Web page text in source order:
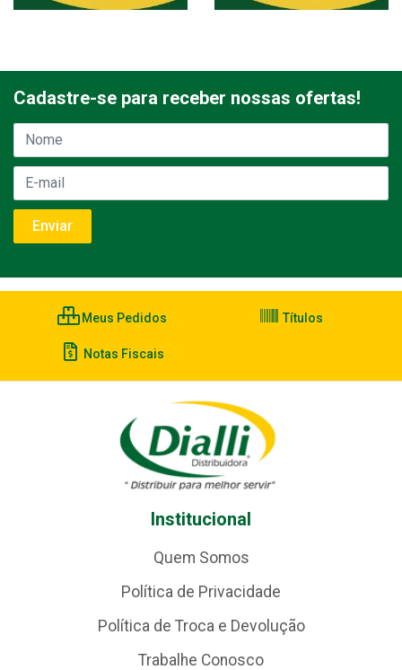
Cadastre-se para receber nossas ofertas!
Meus Pedidos Títulos
Notas Fiscais
Institucional
Quem Somos
Política de Privacidade
Política de Troca e Devolução
Trabalhe Conosco